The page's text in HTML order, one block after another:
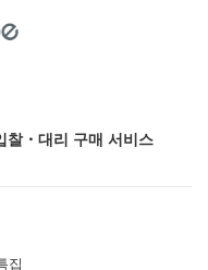
찰・대리 구매 서비스
집